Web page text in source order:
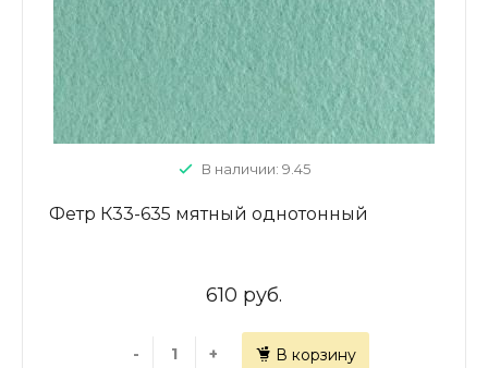
В наличии: 9.45
Фетр К33-635 мятный однотонный
610 руб.
- + В корзину